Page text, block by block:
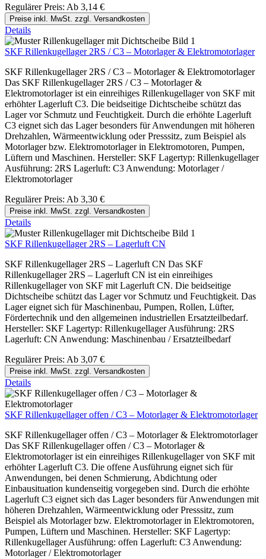
Regulärer Preis: Ab 3,14 €
Preise inkl. MwSt. zzgl. Versandkosten
Details
SKF Rillenkugellager 2RS / C3 – Motorlager & Elektromotorlager
SKF Rillenkugellager 2RS / C3 – Motorlager & Elektromotorlager
Das SKF Rillenkugellager 2RS / C3 – Motorlager &
Elektromotorlager ist ein einreihiges Rillenkugellager von SKF mit
erhöhter Lagerluft C3. Die beidseitige Dichtscheibe schützt das
Lager vor Schmutz und Feuchtigkeit. Durch die erhöhte Lagerluft
C3 eignet sich das Lager besonders für Anwendungen mit höheren
Drehzahlen, Wärmeentwicklung oder Presssitz, zum Beispiel als
Motorlager bzw. Elektromotorlager in Elektromotoren, Pumpen,
Lüftern und Maschinen. Hersteller: SKF Lagertyp: Rillenkugellager
Ausführung: 2RS Lagerluft: C3 Anwendung: Motorlager /
Elektromotorlager
Regulärer Preis: Ab 3,30 €
Preise inkl. MwSt. zzgl. Versandkosten
Details
SKF Rillenkugellager 2RS – Lagerluft CN
SKF Rillenkugellager 2RS – Lagerluft CN Das SKF
Rillenkugellager 2RS – Lagerluft CN ist ein einreihiges
Rillenkugellager von SKF mit Lagerluft CN. Die beidseitige
Dichtscheibe schützt das Lager vor Schmutz und Feuchtigkeit. Das
Lager eignet sich für Maschinenbau, Pumpen, Rollen, Lüfter,
Fördertechnik und den allgemeinen industriellen Ersatzteilbedarf.
Hersteller: SKF Lagertyp: Rillenkugellager Ausführung: 2RS
Lagerluft: CN Anwendung: Maschinenbau / Ersatzteilbedarf
Regulärer Preis: Ab 3,07 €
Preise inkl. MwSt. zzgl. Versandkosten
Details
SKF Rillenkugellager offen / C3 – Motorlager & Elektromotorlager
SKF Rillenkugellager offen / C3 – Motorlager & Elektromotorlager
Das SKF Rillenkugellager offen / C3 – Motorlager &
Elektromotorlager ist ein einreihiges Rillenkugellager von SKF mit
erhöhter Lagerluft C3. Die offene Ausführung eignet sich für
Anwendungen, bei denen Schmierung, Abdichtung oder
Einbausituation kundenseitig vorgegeben sind. Durch die erhöhte
Lagerluft C3 eignet sich das Lager besonders für Anwendungen mit
höheren Drehzahlen, Wärmeentwicklung oder Presssitz, zum
Beispiel als Motorlager bzw. Elektromotorlager in Elektromotoren,
Pumpen, Lüftern und Maschinen. Hersteller: SKF Lagertyp:
Rillenkugellager Ausführung: offen Lagerluft: C3 Anwendung:
Motorlager / Elektromotorlager